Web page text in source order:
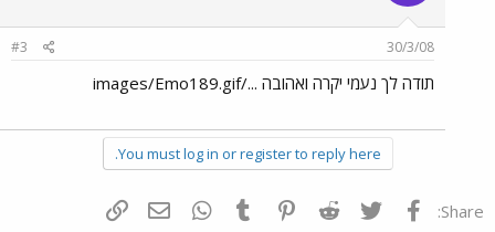
30/3/08
#3
תודה לך נעמי יקרה ואהובה .../images/Emo189.gif
You must log in or register to reply here.
Share: פייסבוק Twitter
Reddit
Pinterest
Tumblr
WhatsAppדואר אלקטרוני